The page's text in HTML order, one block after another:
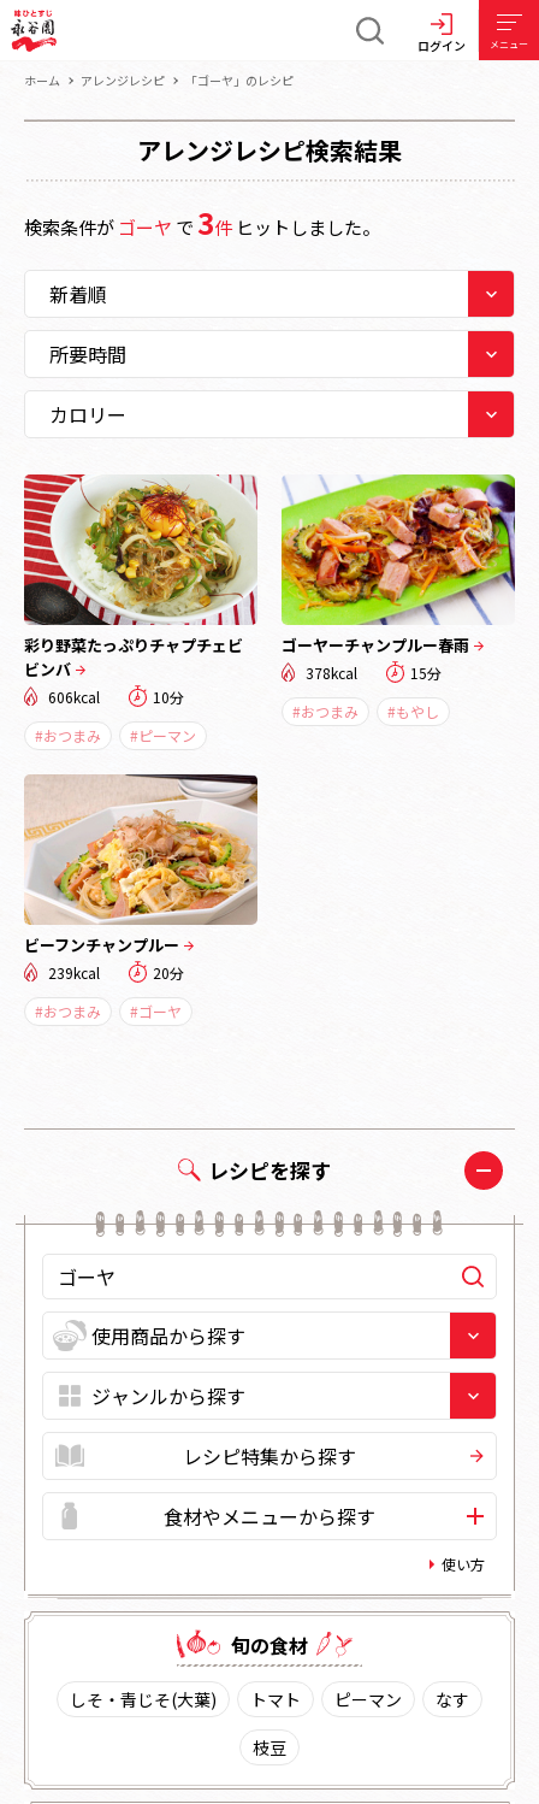
ログイン メニュー
ホーム アレンジレシピ 「ゴーヤ」のレシピ
アレンジレシピ検索結果
検索条件が ゴーヤ で 3件 ヒットしました。
彩り野菜たっぷりチャプチェビ
ビンバ
606kcal
10分
#おつまみ
#ピーマン
ゴーヤーチャンプルー春雨
378kcal
15分
#おつまみ
#もやし
ビーフンチャンプルー
239kcal
20分
#おつまみ
#ゴーヤ
レシピを探す
レシピ特集から探す
食材やメニューから探す
使い方
旬の⾷材
しそ・青じそ(大葉) トマト ピーマン
なす
枝豆